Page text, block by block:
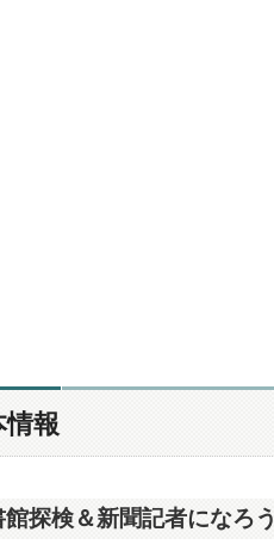
情報
館探検＆新聞記者になろう